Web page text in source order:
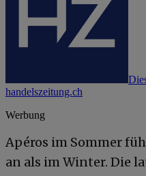
handelszeitung.ch
Werbung
Apéros im Sommer
an als im Winter. Die